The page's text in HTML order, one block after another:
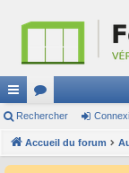
ac
co
or
u
Rechercher
Accueil du forum